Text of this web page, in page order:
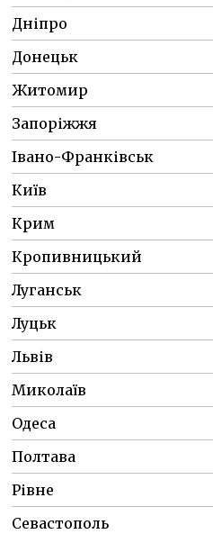
Дніпро
Донецьк
Житомир
Запоріжжя
Івано-Франківськ
Київ
Крим
Кропивницький
Луганськ
Луцьк
Львів
Миколаїв
Одеса
Полтава
Рівне
Севастополь